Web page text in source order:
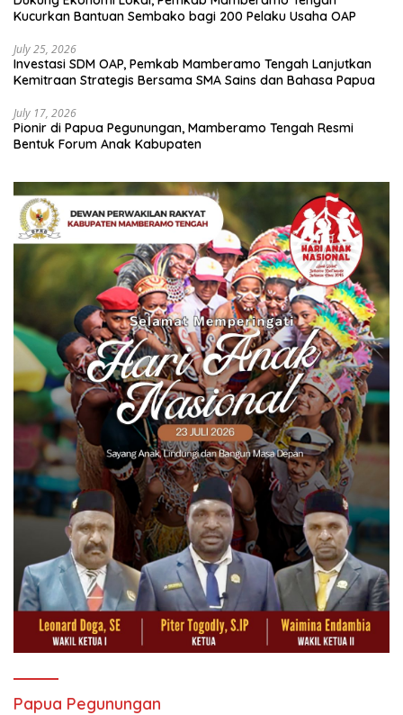
Kucurkan Bantuan Sembako bagi 200 Pelaku Usaha OAP
July 25, 2026
Investasi SDM OAP, Pemkab Mamberamo Tengah Lanjutkan
Kemitraan Strategis Bersama SMA Sains dan Bahasa Papua
July 17, 2026
Pionir di Papua Pegunungan, Mamberamo Tengah Resmi
Bentuk Forum Anak Kabupaten
Papua Pegunungan